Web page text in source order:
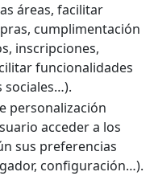
áreas, facilitar
cumplimentación
inscripciones,
funcionalidades
sociales…).
personalización
acceder a los
sus preferencias
configuración…).